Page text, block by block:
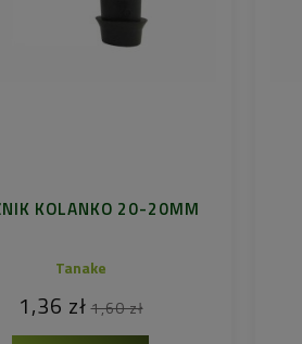
KOLANKO 20-20MM
Tanake
1,36 zł 1,60 zł